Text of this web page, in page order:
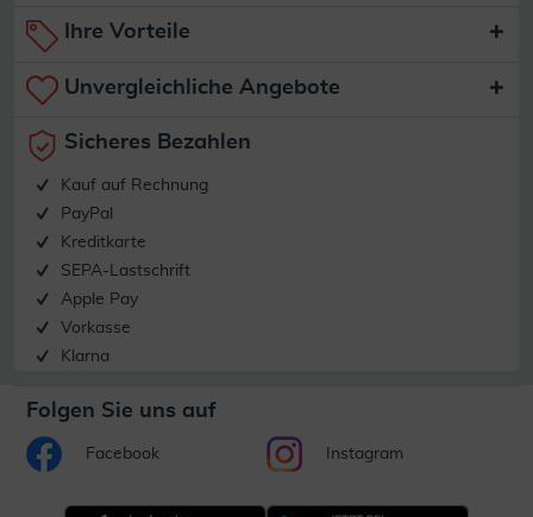
Ihre Vorteile
Unvergleichliche Angebote
Sicheres Bezahlen
Kauf auf Rechnung
PayPal
Kreditkarte
SEPA-Lastschrift
Apple Pay
Vorkasse
Klarna
Folgen Sie uns auf
Facebook Instagram